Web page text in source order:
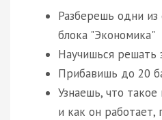
Разберешь одни
блока "Экономика"
Научишься
Прибавишь до 20
Узнаешь, что
и как он работает,